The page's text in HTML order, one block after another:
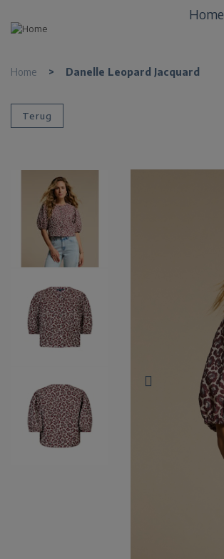
Home
Home > Danelle Leopard Jacquard
Terug